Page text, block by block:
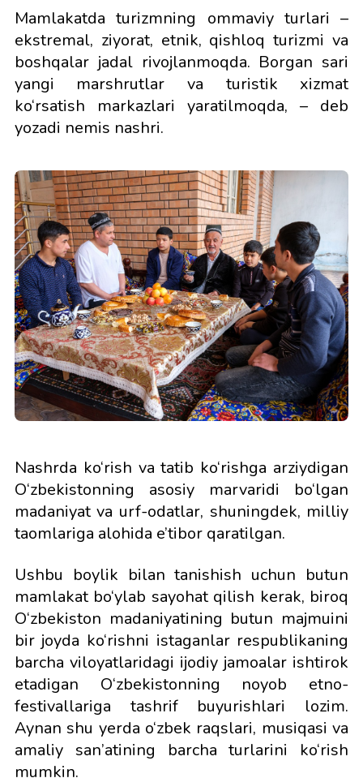
Mamlakatda turizmning ommaviy turlari –
ekstremal, ziyorat, etnik, qishloq turizmi va
boshqalar jadal rivojlanmoqda. Borgan sari
yangi marshrutlar va turistik xizmat
ko‘rsatish markazlari yaratilmoqda, – deb
yozadi nemis nashri.
Nashrda ko‘rish va tatib ko‘rishga arziydigan
O‘zbekistonning asosiy marvaridi bo‘lgan
madaniyat va urf-odatlar, shuningdek, milliy
taomlariga alohida e’tibor qaratilgan.
Ushbu boylik bilan tanishish uchun butun
mamlakat bo‘ylab sayohat qilish kerak, biroq
O‘zbekiston madaniyatining butun majmuini
bir joyda ko‘rishni istaganlar respublikaning
barcha viloyatlaridagi ijodiy jamoalar ishtirok
etadigan O‘zbekistonning noyob etno-
festivallariga tashrif buyurishlari lozim.
Aynan shu yerda o‘zbek raqslari, musiqasi va
amaliy san’atining barcha turlarini ko‘rish
mumkin.